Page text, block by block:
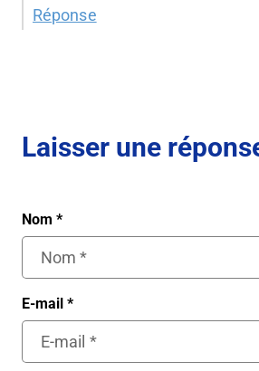
Réponse
Laisser une
Nom *
E-mail *